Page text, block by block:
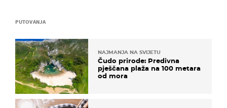
PUTOVANJA
NAJMANJA NA SVIJETU
Čudo prirode: Predivna
pješčana plaža na 100 metara
od mora